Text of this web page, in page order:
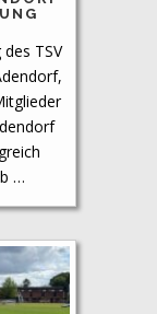
TSV
…